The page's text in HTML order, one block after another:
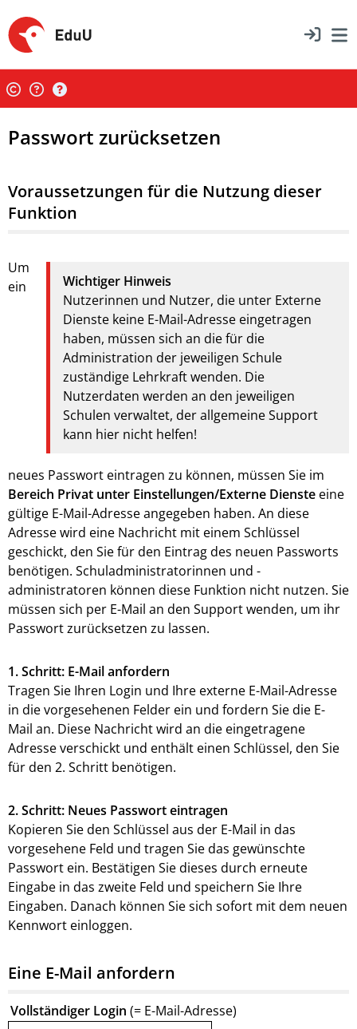
Passwort zurücksetzen
Voraussetzungen für die Nutzung dieser
Funktion
Wichtiger Hinweis
Nutzerinnen und Nutzer, die unter Externe
Dienste keine E-Mail-Adresse eingetragen
haben, müssen sich an die für die
Administration der jeweiligen Schule
zuständige Lehrkraft wenden. Die
Nutzerdaten werden an den jeweiligen
Schulen verwaltet, der allgemeine Support
kann hier nicht helfen!
Um
ein
neues Passwort eintragen zu können, müssen Sie im
Bereich Privat unter Einstellungen/Externe Dienste eine
gültige E-Mail-Adresse angegeben haben. An diese
Adresse wird eine Nachricht mit einem Schlüssel
geschickt, den Sie für den Eintrag des neuen Passworts
benötigen. Schuladministratorinnen und -
administratoren können diese Funktion nicht nutzen. Sie
müssen sich per E-Mail an den Support wenden, um ihr
Passwort zurücksetzen zu lassen.
1. Schritt: E-Mail anfordern
Tragen Sie Ihren Login und Ihre externe E-Mail-Adresse
in die vorgesehenen Felder ein und fordern Sie die E-
Mail an. Diese Nachricht wird an die eingetragene
Adresse verschickt und enthält einen Schlüssel, den Sie
für den 2. Schritt benötigen.
2. Schritt: Neues Passwort eintragen
Kopieren Sie den Schlüssel aus der E-Mail in das
vorgesehene Feld und tragen Sie das gewünschte
Passwort ein. Bestätigen Sie dieses durch erneute
Eingabe in das zweite Feld und speichern Sie Ihre
Eingaben. Danach können Sie sich sofort mit dem neuen
Kennwort einloggen.
Eine E-Mail anfordern
Vollständiger Login (= E-Mail-Adresse)